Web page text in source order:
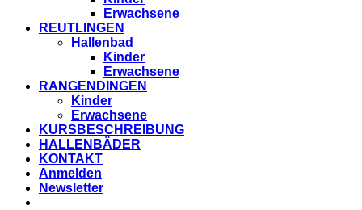
Erwachsene
REUTLINGEN
Hallenbad
Kinder
Erwachsene
RANGENDINGEN
Kinder
Erwachsene
KURSBESCHREIBUNG
HALLENBÄDER
KONTAKT
Anmelden
Newsletter